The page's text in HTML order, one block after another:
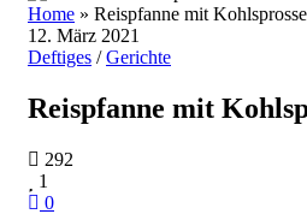
Home » Reispfanne mit
12. März 2021
Deftiges /Gerichte
Reispfanne mit
292
1
0